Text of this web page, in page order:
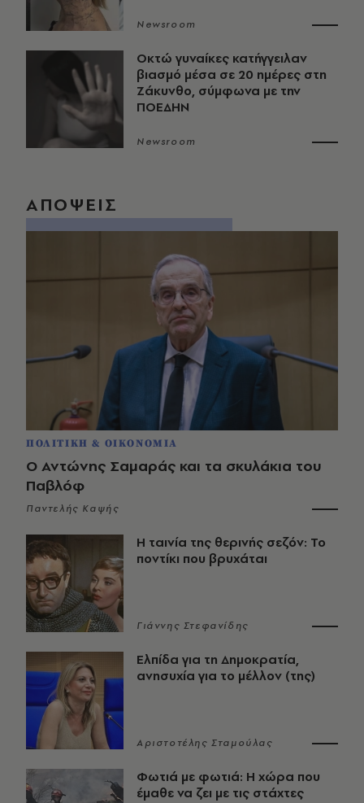
Newsroom
Οκτώ γυναίκες κατήγγειλαν
βιασμό μέσα σε 20 ημέρες στη
Ζάκυνθο, σύμφωνα με την
ΠΟΕΔΗΝ
Newsroom
ΑΠΟΨΕΙΣ
ΠΟΛΙΤΙΚΗ & ΟΙΚΟΝΟΜΙΑ
Ο Αντώνης Σαμαράς και τα σκυλάκια του
Παβλόφ
Παντελής Καψής
Η ταινία της θερινής σεζόν: Το
ποντίκι που βρυχάται
Γιάννης Στεφανίδης
Ελπίδα για τη Δημοκρατία,
ανησυχία για το μέλλον (της)
Αριστοτέλης Σταμούλας
Φωτιά με φωτιά: Η χώρα που
έμαθε να ζει με τις στάχτες